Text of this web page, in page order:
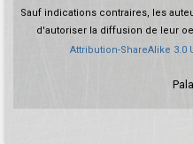
Sauf indications contraires, les
d'autoriser la diffusion de leur
Attribution-ShareAlike 3.0